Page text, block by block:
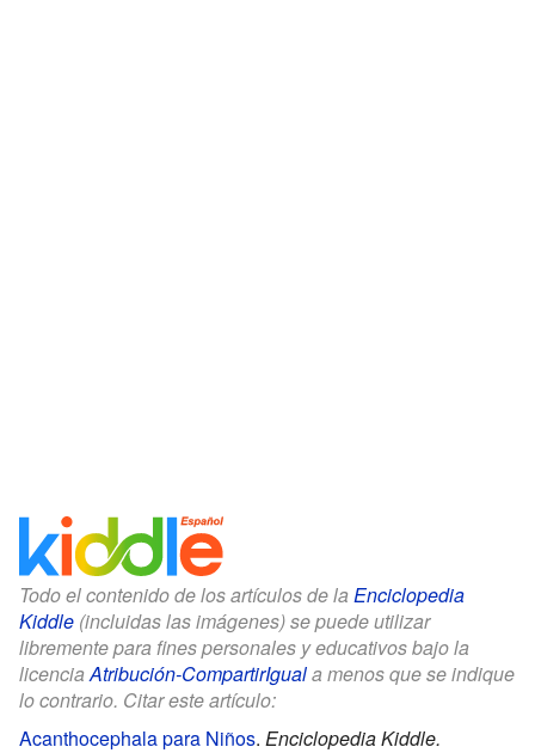
Todo el contenido de los artículos de la Enciclopedia
Kiddle (incluidas las imágenes) se puede utilizar
libremente para fines personales y educativos bajo la
licenciaAtribución-CompartirIguala menos que se indique
lo contrario. Citar este artículo:
Acanthocephala para Niños. Enciclopedia Kiddle.